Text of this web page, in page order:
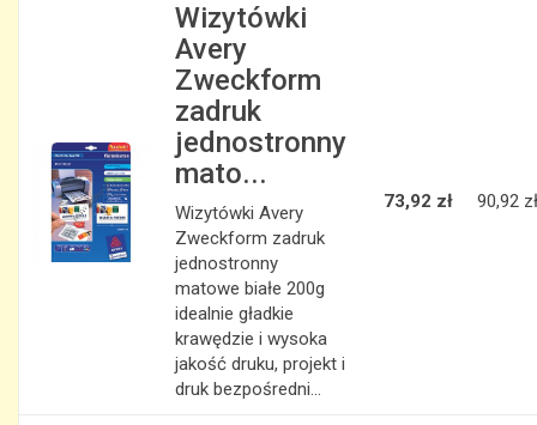
Wizytówki
Avery
Zweckform
zadruk
jednostronny
mato...
Wizytówki Avery
Zweckform zadruk
jednostronny
matowe białe 200g
idealnie gładkie
krawędzie i wysoka
jakość druku, projekt i
druk bezpośredni...
73,92 zł 90,92 zł